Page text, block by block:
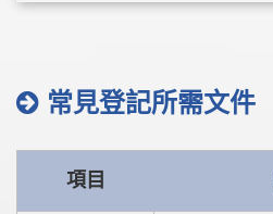
常見登記所需文件
項目